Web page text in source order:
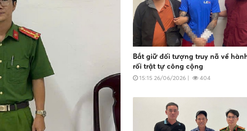
Bắt giữ đối tượng truy nã về
rối trật tự công cộng
15:15 26/06/2026| 404